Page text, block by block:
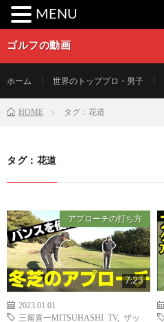
ゴルフの動画
ホーム 世界のトッププロ・男子
HOME タグ：花道
タグ：花道
アプローチの打ち方
7:23
2023.01.01
三觜喜一MITSUHASHI TV, ザッ
MENU